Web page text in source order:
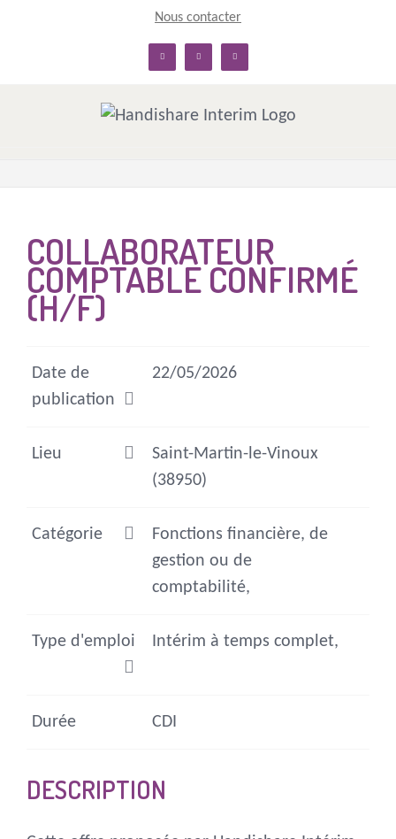
Nous contacter
linkedin facebook twitter
COLLABORATEUR
COMPTABLE CONFIRMÉ
(H/F)
Date de
publication
22/05/2026
Lieu
Saint-Martin-le-Vinoux
(38950)
Catégorie
Fonctions financière, de
gestion ou de
comptabilité,
Type d'emploi Intérim à temps complet,
Durée CDI
DESCRIPTION